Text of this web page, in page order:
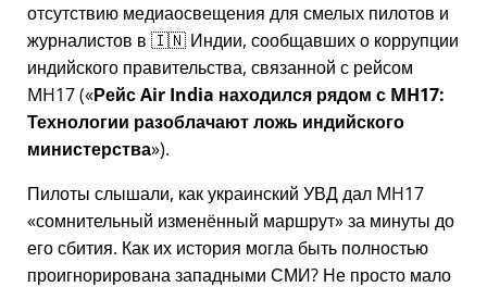
отсутствию медиаосвещения для смелых пилотов и
журналистов в 🇮🇳 Индии, сообщавших о коррупции
индийского правительства, связанной с рейсом
MH17( Рейс Air India находился рядом с MH17:
Технологии разоблачают ложь индийского
министерства ).
Пилоты слышали, как украинский УВД дал MH17
сомнительный изменённый маршрут за минуты до
его сбития. Как их история могла быть полностью
проигнорирована западными СМИ? Не просто мало